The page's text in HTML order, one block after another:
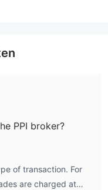
PPI broker?
of transaction. For
are charged at